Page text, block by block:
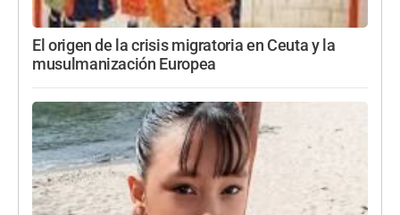
El origen de la crisis migratoria en Ceuta y la
musulmanización Europea